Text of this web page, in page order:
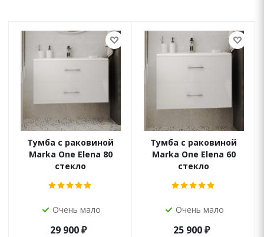
Тумба с раковиной
Marka One Elena 80
стекло
Очень мало
29 900₽
Тумба с раковиной
Marka One Elena 60
стекло
Очень мало
25 900₽